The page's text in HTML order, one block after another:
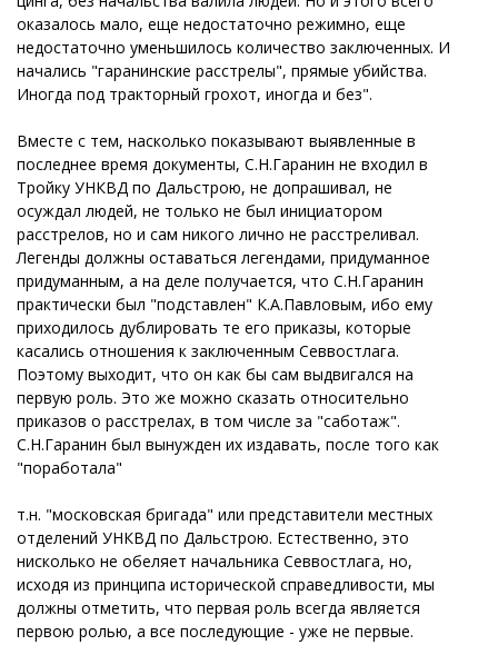
оказалось мало, еще недостаточно режимно, еще
недостаточно уменьшилось количество заключенных. И
начались "гаранинские расстрелы", прямые убийства.
Иногда под тракторный грохот, иногда и без".
Вместе с тем, насколько показывают выявленные в
последнее время документы, С.Н.Гаранин не входил в
Тройку УНКВД по Дальстрою, не допрашивал, не
осуждал людей, не только не был инициатором
расстрелов, но и сам никого лично не расстреливал.
Легенды должны оставаться легендами, придуманное
придуманным, а на деле получается, что С.Н.Гаранин
практически был "подставлен" К.А.Павловым, ибо ему
приходилось дублировать те его приказы, которые
касались отношения к заключенным Севвостлага.
Поэтому выходит, что он как бы сам выдвигался на
первую роль. Это же можно сказать относительно
приказов о расстрелах, в том числе за "саботаж".
С.Н.Гаранин был вынужден их издавать, после того как
"поработала"
т.н. "московская бригада" или представители местных
отделений УНКВД по Дальстрою. Естественно, это
нисколько не обеляет начальника Севвостлага, но,
исходя из принципа исторической справедливости, мы
должны отметить, что первая роль всегда является
первою ролью, а все последующие - уже не первые.